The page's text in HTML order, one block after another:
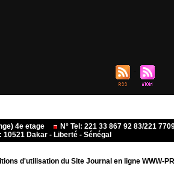
4e etage
N° Tel: 221 33 867 92 83/221
Dakar - Liberté - Sénégal
d'utilisation du Site Journal en ligne WWW-